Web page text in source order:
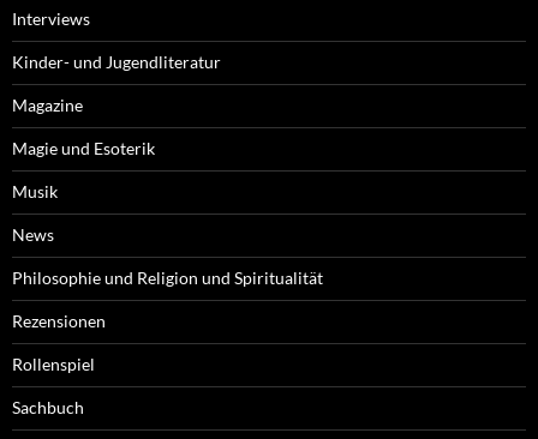
Interviews
Kinder- und Jugendliteratur
Magazine
Magie und Esoterik
Musik
News
Philosophie und Religion und Spiritualität
Rezensionen
Rollenspiel
Sachbuch